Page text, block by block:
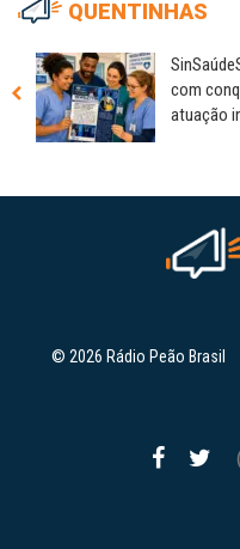
QUENTINHAS
com
atuação
© 2026 Rádio Peão Brasil